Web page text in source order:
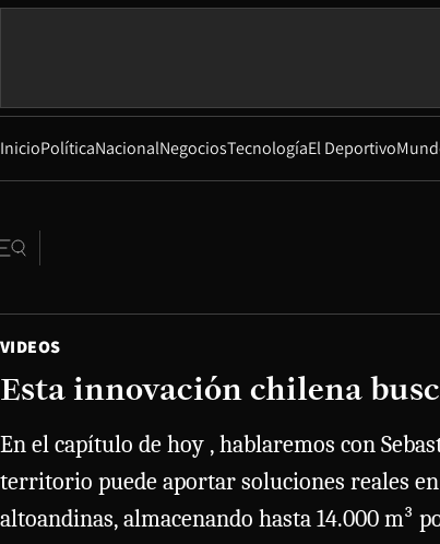
InicioPolíticaNacionalNegociosTecnologíaEl Deportivo
VIDEOS
Esta innovación chilena
En el capítulo de hoy , hablaremos con
territorio puede aportar soluciones reales en
altoandinas, almacenando hasta 14.000 m³